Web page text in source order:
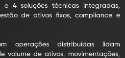
e 4 soluções técnicas integradas,
de ativos fixos, compliance e
operações distribuídas lidam
volume de ativos, movimentações,